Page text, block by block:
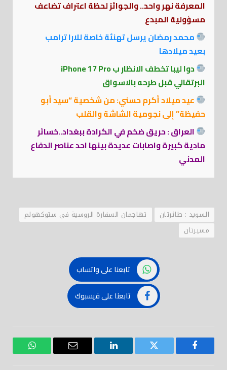
المعرفة نهر واحد.. والجوائز لحظة اعتراف تضاعف
مسؤولية المبدع
محمد رمضان يرسل تهنئة خاصة للارا ترامب
بعيد ميلادها
دوا ليبا تخطف الانظار ب iPhone 17 Pro
البرتقالي قبل طرحه بالاسواق
عيد ميلاد أكرم حسني: من شخصية “سيد أبو
حفيظة” إلى نجومية الشاشة والقلب
العراق : حريق ضخم في الكرادة ببغداد..خسائر
مادية كبيرة واصابات عديدة بينها احد عناصر الدفاع
المدني
السويد : طائرتان
تهاجمان السفارة الروسية في ستوكهولم
مسيرتان
تابعنا على واتساب
تابعنا على فيسبوك
فيسبوك تويتر لينكدود
بريد
واتساب